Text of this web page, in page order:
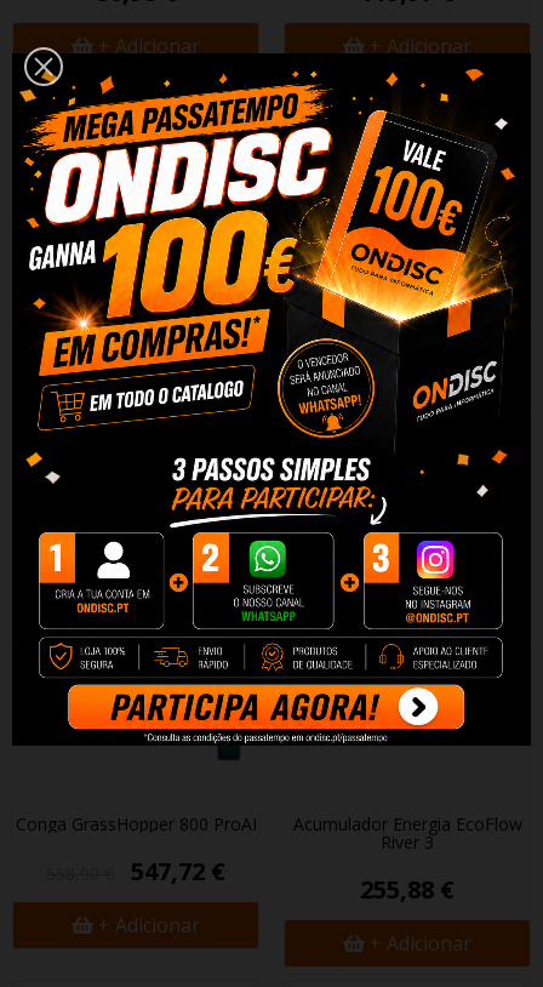
+ Adicionar + Adicionar
Detector Multi Usos Habotest
MY6238 4 em 1
+ Adicionar
Harbotest Multimetro Digital
Universal HT127B
19,45 €
+ Adicionar
Conga GrassHopper 800 ProAI
547,72 €
+ Adicionar
Acumulador Energia EcoFlow
River 3
255,88 €
+ Adicionar